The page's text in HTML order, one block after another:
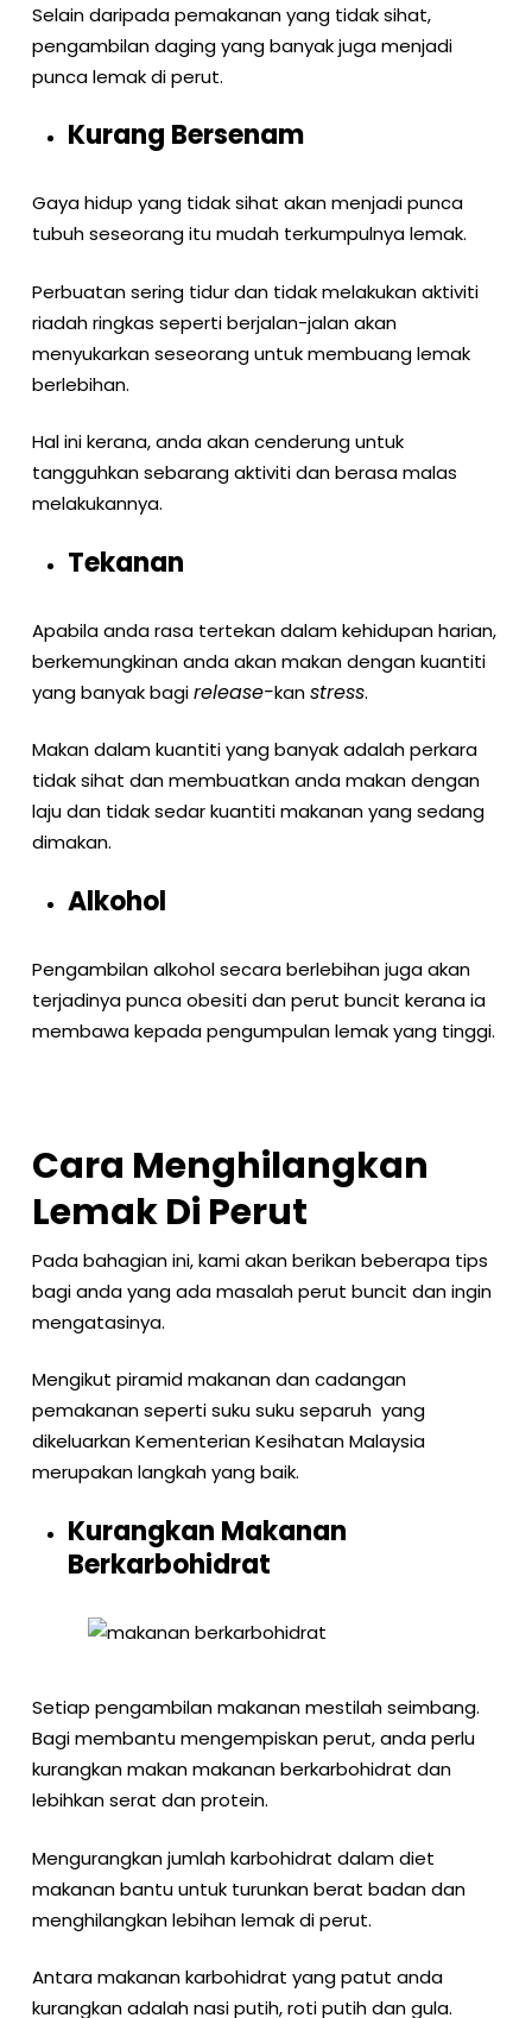
Selain daripada pemakanan yang tidak sihat,
pengambilan daging yang banyak juga menjadi
punca lemak di perut.
Kurang Bersenam
Gaya hidup yang tidak sihat akan menjadi punca
tubuh seseorang itu mudah terkumpulnya lemak.
Perbuatan sering tidur dan tidak melakukan aktiviti
riadah ringkas seperti berjalan-jalan akan
menyukarkan seseorang untuk membuang lemak
berlebihan.
Hal ini kerana, anda akan cenderung untuk
tangguhkan sebarang aktiviti dan berasa malas
melakukannya.
Tekanan
Apabila anda rasa tertekan dalam kehidupan harian,
berkemungkinan anda akan makan dengan kuantiti
yang banyak bagirelease-kanstress.
Makan dalam kuantiti yang banyak adalah perkara
tidak sihat dan membuatkan anda makan dengan
laju dan tidak sedar kuantiti makanan yang sedang
dimakan.
Alkohol
Pengambilan alkohol secara berlebihan juga akan
terjadinya punca obesiti dan perut buncit kerana ia
membawa kepada pengumpulan lemak yang tinggi.
Cara Menghilangkan
Lemak Di Perut
Pada bahagian ini, kami akan berikan beberapa tips
bagi anda yang ada masalah perut buncit dan ingin
mengatasinya.
Mengikut piramid makanan dan cadangan
pemakanan seperti suku suku separuh yang
dikeluarkan Kementerian Kesihatan Malaysia
merupakan langkah yang baik.
Kurangkan Makanan
Berkarbohidrat
Setiap pengambilan makanan mestilah seimbang.
Bagi membantu mengempiskan perut, anda perlu
kurangkan makan makanan berkarbohidrat dan
lebihkan serat dan protein.
Mengurangkan jumlah karbohidrat dalam diet
makanan bantu untuk turunkan berat badan dan
menghilangkan lebihan lemak di perut.
Antara makanan karbohidrat yang patut anda
kurangkan adalah nasi putih, roti putih dan gula.